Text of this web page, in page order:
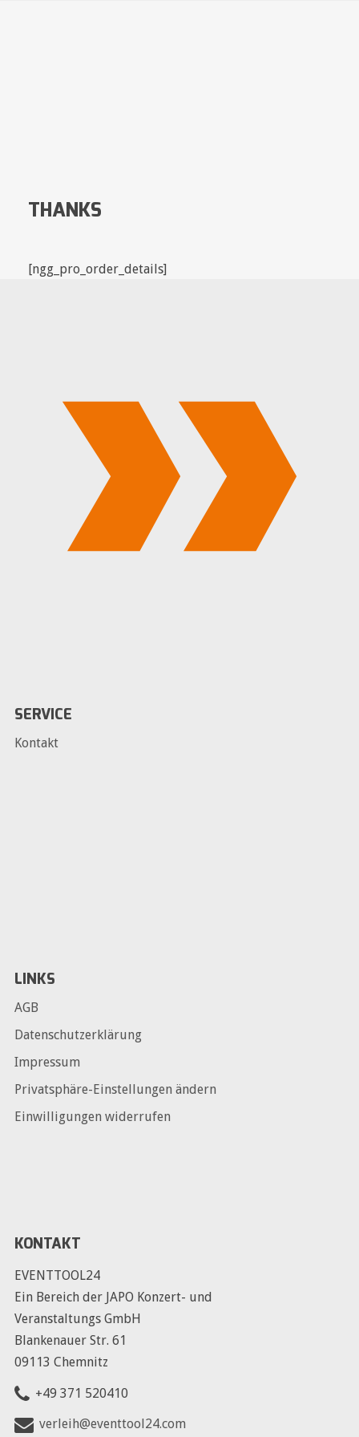
THANKS
[ngg_pro_order_details]
SERVICE
Kontakt
LINKS
AGB
Datenschutzerklärung
Impressum
Privatsphäre-Einstellungen ändern
Einwilligungen widerrufen
KONTAKT
EVENTTOOL24
Ein Bereich der JAPO Konzert- und
Veranstaltungs GmbH
Blankenauer Str. 61
09113 Chemnitz
+49 371 520410
verleih@eventtool24.com